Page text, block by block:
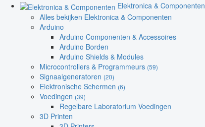
Elektronica & Componenten
Alles bekijken Elektronica & Componenten
Arduino
Arduino Componenten & Accessoires
Arduino Borden
Arduino Shields & Modules
Microcontrollers & Programmeurs (59)
Signaalgeneratoren (20)
Elektronische Schermen (6)
Voedingen (39)
Regelbare Laboratorium Voedingen
3D Printen